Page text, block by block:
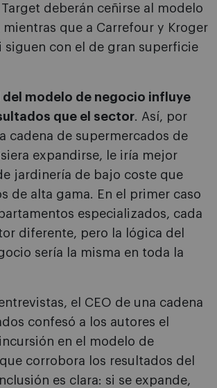
deberán ceñirse al modelo
que a Carrefour y Kroger
siguen con el de gran superficie
del modelo de negocio influye
que el sector. Así, por
cadena de supermercados de
expandirse, le iría mejor
jardinería de bajo coste que
de alta gama. En el primer caso
especializados, cada
diferente, pero la lógica del
sería la misma en toda la
el CEO de una cadena
confesó a los autores el
en el modelo de
corrobora los resultados del
es clara: si se expande,